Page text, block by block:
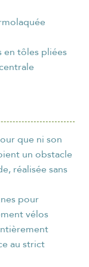
en tôles pliées
que ni son
un obstacle
réalisée sans
pour
vélos
au strict